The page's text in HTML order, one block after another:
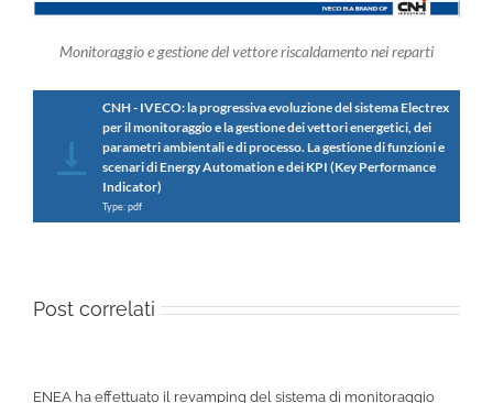
Monitoraggio e gestione del vettore riscaldamento nei reparti
CNH - IVECO: la progressiva evoluzione del sistema Electrex
per il monitoraggio e la gestione dei vettori energetici, dei
parametri ambientali e di processo. La gestione di funzioni e
scenari di Energy Automation e dei KPI (Key Performance
Indicator)
Type: pdf
Post correlati
ENEA ha effettuato il revamping del sistema di monitoraggio